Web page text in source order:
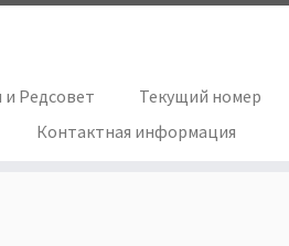
и Редсовет Текущий номер
Контактная информация